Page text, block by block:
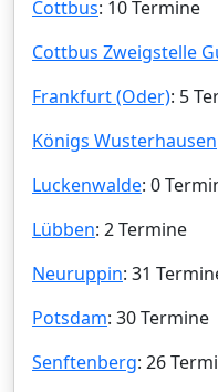
Cottbus: 10 Termine
Cottbus Zweigstelle
Frankfurt (Oder): 5
Königs Wusterhausen
Luckenwalde: 0
Lübben: 2 Termine
Neuruppin: 31
Potsdam: 30 Termine
Senftenberg: 26